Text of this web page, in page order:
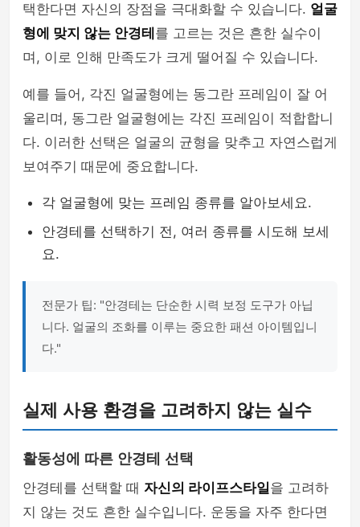
택한다면 자신의 장점을 극대화할 수 있습니다. 얼굴
형에 맞지 않는 안경테 를 고르는 것은 흔한 실수이
며, 이로 인해 만족도가 크게 떨어질 수 있습니다.
예를 들어, 각진 얼굴형에는 동그란 프레임이 잘 어
울리며, 동그란 얼굴형에는 각진 프레임이 적합합니
다. 이러한 선택은 얼굴의 균형을 맞추고 자연스럽게
보여주기 때문에 중요합니다.
각 얼굴형에 맞는 프레임 종류를 알아보세요.
안경테를 선택하기 전, 여러 종류를 시도해 보세
요.
전문가 팁: "안경테는 단순한 시력 보정 도구가 아닙
니다. 얼굴의 조화를 이루는 중요한 패션 아이템입니
다."
실제 사용 환경을 고려하지 않는 실수
활동성에 따른 안경테 선택
안경테를 선택할 때 자신의 라이프스타일을 고려하
지 않는 것도 흔한 실수입니다. 운동을 자주 한다면